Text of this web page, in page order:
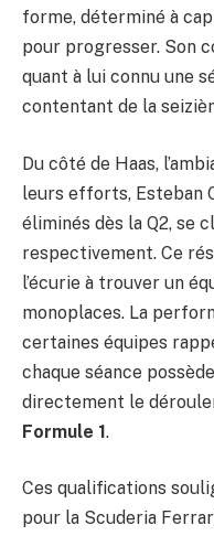
forme, déterminé à
pour progresser. Son
quant à lui connu une
contentant de la
Du côté de Haas,
leurs efforts, Esteban
éliminés dès la Q2, se
respectivement. Ce
l’écurie à trouver un
monoplaces. La
certaines équipes
chaque séance
directement le
Formule 1.
Ces qualifications
pour la Scuderia